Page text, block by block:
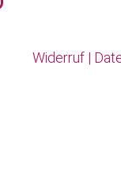
Widerruf |